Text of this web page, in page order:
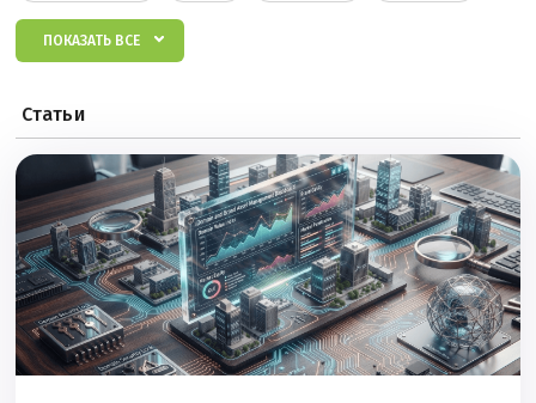
DDoS cms
ssl право интервью нейросети
интернет-магазин конструктор сайтов
laravel php копирайтинг tilda
защита данных статистика crm
joomla linux сервер cdn
ПОКАЗАТЬ ВСЕ
Cтатьи